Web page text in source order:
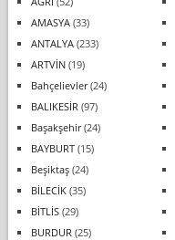
AMASYA(33)
ANTALYA(233)
ARTVİN(19)
Bahçelievler(24)
BALIKESİR (97)
Başakşehir(24)
BAYBURT(15)
Beşiktaş(24)
BİLECİK(35)
BİTLİS(29)
BURDUR (25)